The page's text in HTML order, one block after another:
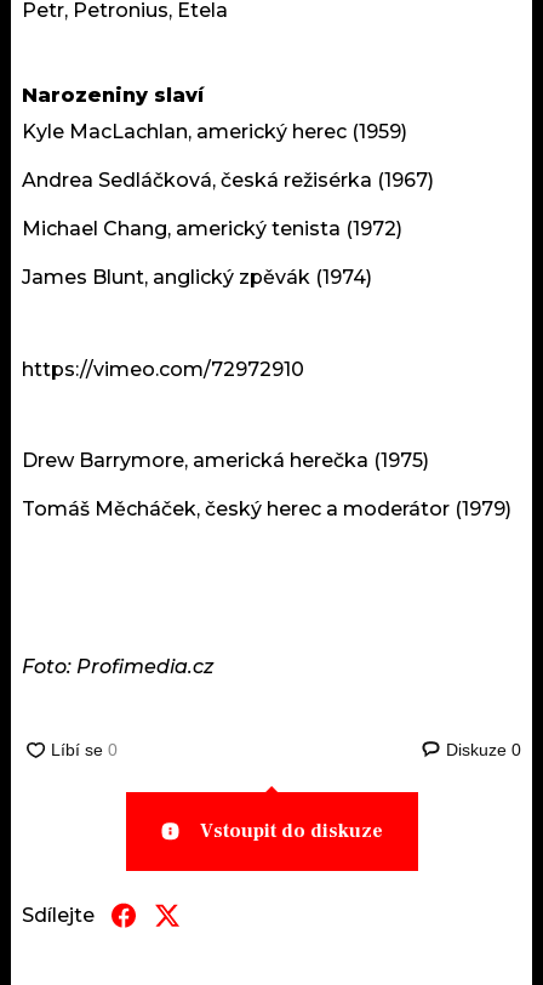
Petr, Petronius, Etela
Narozeniny slaví
Kyle MacLachlan, americký herec (1959)
Andrea Sedláčková, česká režisérka (1967)
Michael Chang, americký tenista (1972)
James Blunt, anglický zpěvák (1974)
https://vimeo.com/72972910
Drew Barrymore, americká herečka (1975)
Tomáš Měcháček, český herec a moderátor (1979)
Foto: Profimedia.cz
Diskuze 0
Vstoupit do diskuze
Sdílejte